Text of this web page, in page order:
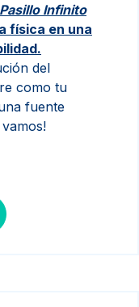
Pasillo Infinito
física en una
del
como tu
fuente